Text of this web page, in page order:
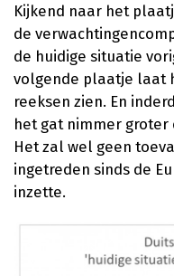
Kijkend naar het
de
de huidige situatie
volgende plaatje laat
reeksen zien. En
het gat nimmer groter
Het zal wel geen
ingetreden sinds de
inzette.